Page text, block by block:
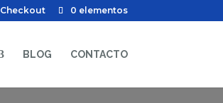
Checkout 0 elementos
BLOG CONTACTO